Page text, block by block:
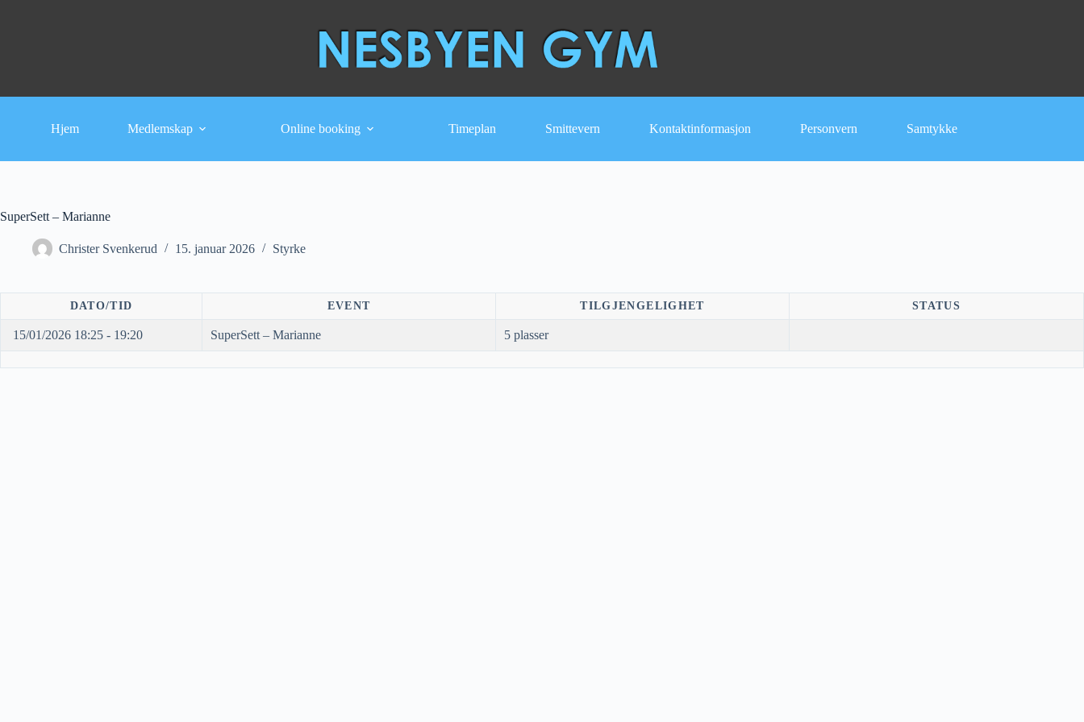
Hjem Medlemskap Online booking Timeplan Smittevern Kontaktinformasjon Personvern Samtykke
SuperSett – Marianne
Christer Svenkerud 15. januar 2026 Styrke
DATO/TID EVENT TILGJENGELIGHET STATUS
15/01/2026 18:25 - 19:20 SuperSett – Marianne 5 plasser